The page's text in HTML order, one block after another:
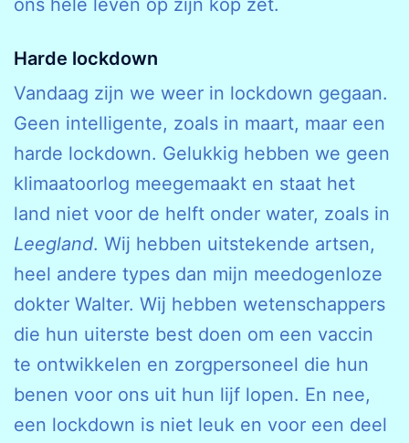
ons hele leven op zijn kop zet.
Harde lockdown
Vandaag zijn we weer in lockdown gegaan.
Geen intelligente, zoals in maart, maar een
harde lockdown. Gelukkig hebben we geen
klimaatoorlog meegemaakt en staat het
land niet voor de helft onder water, zoals in
Leegland. Wij hebben uitstekende artsen,
heel andere types dan mijn meedogenloze
dokter Walter. Wij hebben wetenschappers
die hun uiterste best doen om een vaccin
te ontwikkelen en zorgpersoneel die hun
benen voor ons uit hun lijf lopen. En nee,
een lockdown is niet leuk en voor een deel